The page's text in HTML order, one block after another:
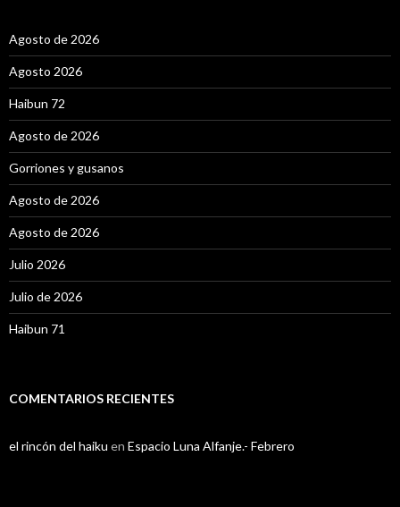
Agosto de 2026
Agosto 2026
Haibun 72
Agosto de 2026
Gorriones y gusanos
Agosto de 2026
Agosto de 2026
Julio 2026
Julio de 2026
Haibun 71
COMENTARIOS RECIENTES
el rincón del haiku en Espacio Luna Alfanje.- Febrero